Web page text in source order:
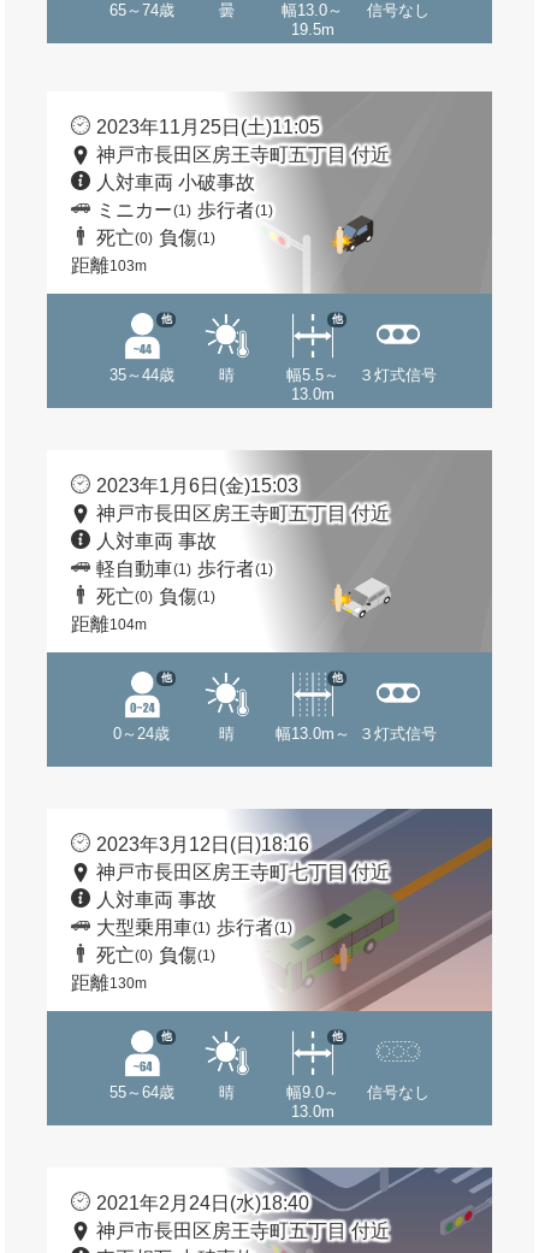
65～74歳 曇
幅13.0～
19.5m
信号なし
2023年11月25日(土)11:05
神戸市長田区房王寺町五丁目 付近
人対車両 小破事故
ミニカー(1) 歩行者(1)
死亡(0) 負傷(1)
距離103m
35～44歳
他
晴
幅5.5～
13.0m
他
３灯式信号
2023年1月6日(金)15:03
神戸市長田区房王寺町五丁目 付近
人対車両 事故
軽自動車(1) 歩行者(1)
死亡(0) 負傷(1)
距離104m
0～24歳
他
晴 幅13.0m～
他
３灯式信号
2023年3月12日(日)18:16
神戸市長田区房王寺町七丁目 付近
人対車両 事故
大型乗用車(1) 歩行者(1)
死亡(0) 負傷(1)
距離130m
55～64歳
他
晴
幅9.0～
13.0m
他
信号なし
2021年2月24日(水)18:40
神戸市長田区房王寺町五丁目 付近